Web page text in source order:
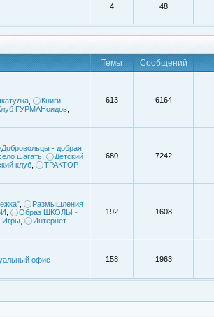
4 48
Темы Сообщений
Книги,
ГУРМАНоидов
613 6164
Добровольцы - добрая
шагать
Детский
клуб ТРАКТОР,
680 7242
Размышления
Образ ШКОЛЫ -
Игры
Интернет-
192 1608
офис -
158 1963